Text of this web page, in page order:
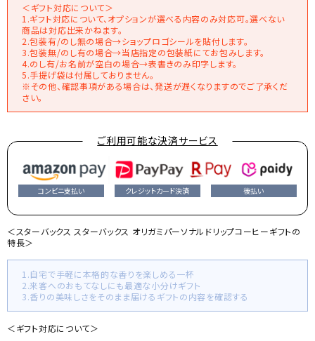
＜ギフト対応について＞
1.ギフト対応について、オプションが選べる内容のみ対応可。選べない
商品は対応出来かねます。
2.包装有/のし無の場合→ショップロゴシールを貼付します。
3.包装無/のし有の場合→当店指定の包装紙にてお包みします。
4.のし有/お名前が空白の場合→表書きのみ印字します。
5.手提げ袋は付属しておりません。
※その他、確認事項がある場合は、発送が遅くなりますのでご了承くだ
さい。
ご利用可能な決済サービス
コンビニ支払い クレジットカード決済 後払い
＜スターバックス スターバックス オリガミパーソナルドリップコーヒーギフトの
特長＞
1.自宅で手軽に本格的な香りを楽しめる一杯
2.来客へのおもてなしにも最適な小分けギフト
3.香りの美味しさをそのまま届けるギフトの内容を確認する
＜ギフト対応について＞